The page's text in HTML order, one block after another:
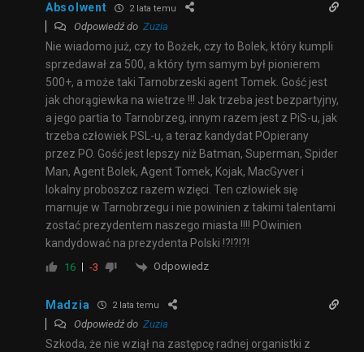
Absolwent 2 lata temu
Odpowiedź do Zuzia
Nie wiadomo już, czy to Bożek, czy to Bolek, który kumpli
sprzedawał za 500, a który tym samym był pionierem
500+, a może taki Tarnobrzeski agent Tomek. Gość jest
jak chorągiewka na wietrze !!! Jak trzeba jest bezpartyjny,
a jego partia to Tarnobrzeg, innym razem jest z PiS-u, jak
trzeba człowiek PSL-u, a teraz kandydat POpierany
przez PO. Gość jest lepszy niż Batman, Superman, Spider
Man, Agent Bolek, Agent Tomek, Kojak, MacGyver i
lokalny proboszcz razem wzięci. Ten człowiek się
marnuje w Tarnobrzegu i nie powinien z takimi talentami
zostać prezydentem naszego miasta !!!! POwinien
kandydować na prezydenta Polski !?!?!?!
16 -3 Odpowiedz
Madzia 2 lata temu
Odpowiedź do Zuzia
Szkoda, że nie wziął na zastępcę radnej organistki z